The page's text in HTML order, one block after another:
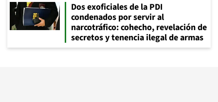
Dos exoficiales de la PDI
condenados por servir al
narcotráfico: cohecho, revelación de
secretos y tenencia ilegal de armas